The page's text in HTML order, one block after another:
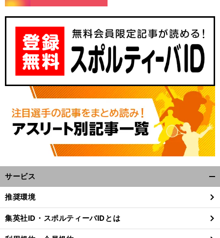
サービス
閉
る
推奨環境
集英社ID・スポルティーバIDとは